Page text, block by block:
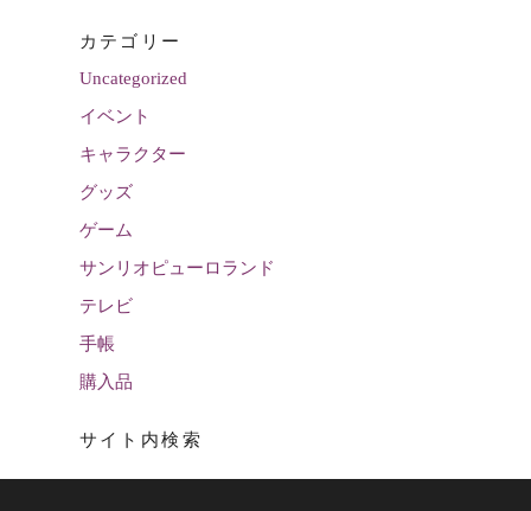
カテゴリー
Uncategorized
イベント
キャラクター
グッズ
ゲーム
サンリオピューロランド
テレビ
手帳
購入品
サイト内検索